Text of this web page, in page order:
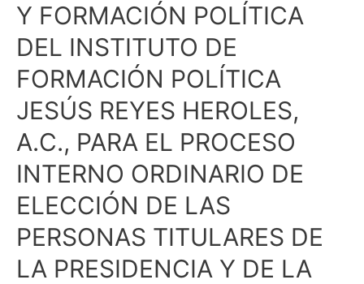
Y FORMACIÓN POLÍTICA
DEL INSTITUTO DE
FORMACIÓN POLÍTICA
JESÚS REYES HEROLES,
A.C., PARA EL PROCESO
INTERNO ORDINARIO DE
ELECCIÓN DE LAS
PERSONAS TITULARES DE
LA PRESIDENCIA Y DE LA
APLICACIÓN
DE
PARA
ACREDITAR
LOS
CURSOS
DE
CAPACITACIÓN
Y
POLÍTICA
DEL